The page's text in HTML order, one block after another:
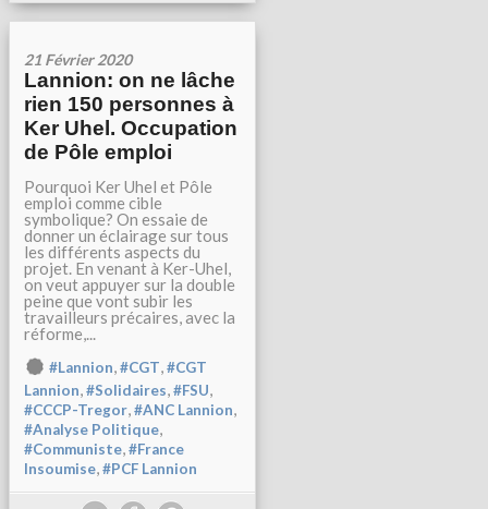
21 Février 2020
Lannion: on ne lâche
rien 150 personnes à
Ker Uhel. Occupation
de Pôle emploi
Pourquoi Ker Uhel et Pôle
emploi comme cible
symbolique? On essaie de
donner un éclairage sur tous
les différents aspects du
projet. En venant à Ker-Uhel,
on veut appuyer sur la double
peine que vont subir les
travailleurs précaires, avec la
réforme,...
#Lannion,#CGT,#CGT
Lannion,#Solidaires,#FSU,
#CCCP-Tregor,#ANC Lannion,
#Analyse Politique,
#Communiste,#France
Insoumise,#PCF Lannion